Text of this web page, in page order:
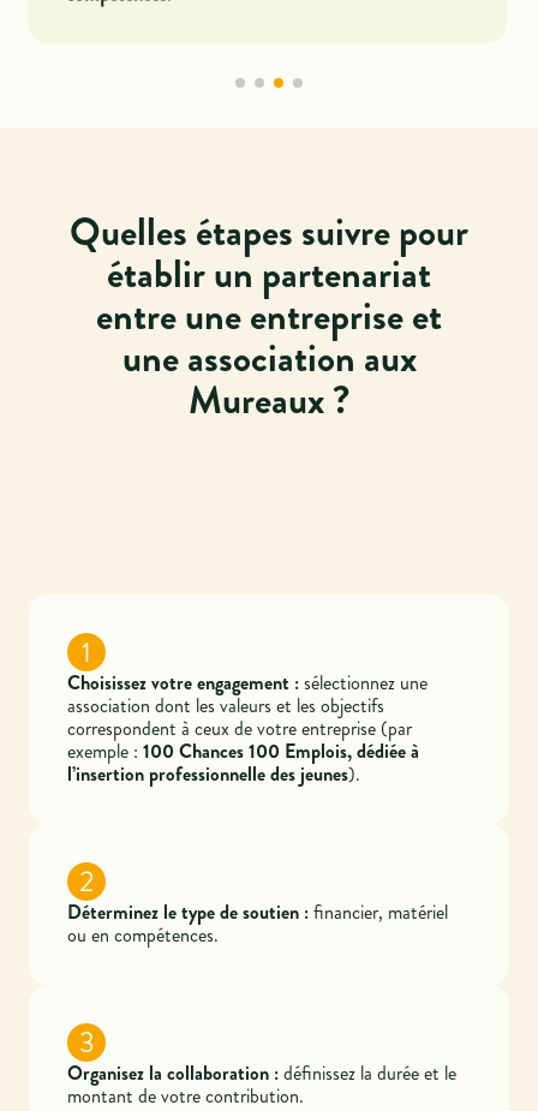
Quelles étapes suivre pour
établir un partenariat
entre une entreprise et
une association aux
Mureaux ?
1
Choisissez votre engagement :sélectionnez une
association dont les valeurs et les objectifs
correspondent à ceux de votre entreprise (par
exemple :100 Chances 100 Emplois, dédiée à
l’insertion professionnelle des jeunes).
2
Déterminez le type de soutien :financier, matériel
ou en compétences.
3
Organisez la collaboration :définissez la durée et le
montant de votre contribution.